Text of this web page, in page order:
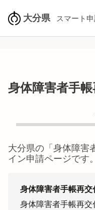
大分県 スマート
身体障害者手
大分県の「 身体障害
イン申請ページです。
身体障害者手帳再交
身体障害者手帳再